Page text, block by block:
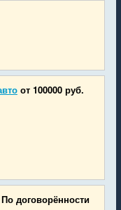
от 100000 руб.
По договорённости